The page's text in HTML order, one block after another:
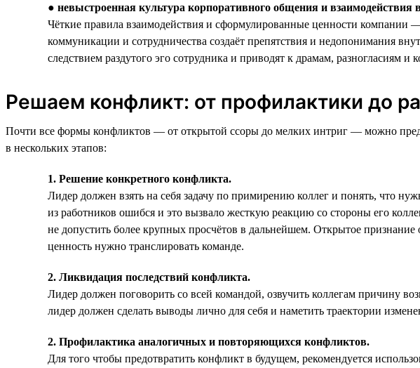
● невыстроенная культура корпоративного общения и взаимодействия
Чёткие правила взаимодействия и сформулированные ценности компании
коммуникации и сотрудничества создаёт препятствия и недопонимания
следствием раздутого эго сотрудника и приводят к драмам, разногласиям и
Решаем конфликт: от профилактики до
Почти все формы конфликтов — от открытой ссоры до мелких интриг — можно
в нескольких этапов:
1. Решение конкретного конфликта.
Лидер должен взять на себя задачу по примирению коллег и понять, что
из работников ошибся и это вызвало жесткую реакцию со стороны его
не допустить более крупных просчётов в дальнейшем. Открытое
ценность нужно транслировать команде.
2. Ликвидация последствий конфликта.
Лидер должен поговорить со всей командой, озвучить коллегам причину
лидер должен сделать выводы лично для себя и наметить траектории
2. Профилактика аналогичных и повторяющихся конфликтов.
Для того чтобы предотвратить конфликт в будущем, рекомендуется